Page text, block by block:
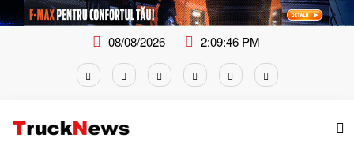
Skip
to
08/08/2026 2:09:47 PM